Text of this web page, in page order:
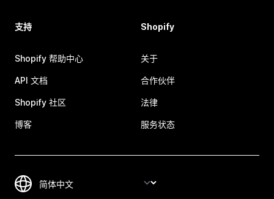
支持
Shopify 帮助中心
API 文档
Shopify 社区
博客
Shopify
关于
合作伙伴
法律
服务状态